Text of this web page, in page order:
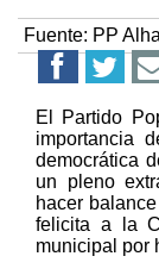
Fuente: PP
El Partido
importancia
democrática
un pleno
hacer
felicita a la
municipal por